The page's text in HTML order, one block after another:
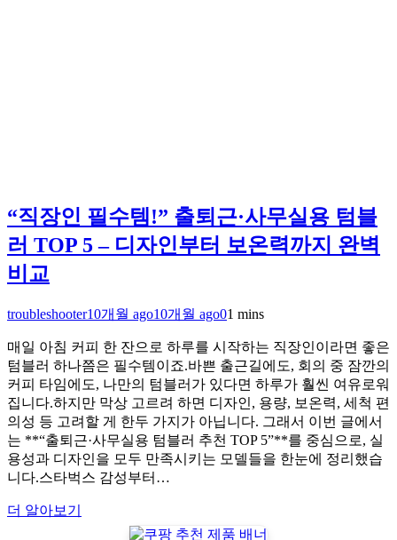
“직장인 필수템!” 출퇴근·사무실용 텀블
러 TOP 5 – 디자인부터 보온력까지 완벽
비교
troubleshooter10개월 ago10개월 ago01 mins
매일 아침 커피 한 잔으로 하루를 시작하는 직장인이라면 좋은
텀블러 하나쯤은 필수템이죠.바쁜 출근길에도, 회의 중 잠깐의
커피 타임에도, 나만의 텀블러가 있다면 하루가 훨씬 여유로워
집니다.하지만 막상 고르려 하면 디자인, 용량, 보온력, 세척 편
의성 등 고려할 게 한두 가지가 아닙니다. 그래서 이번 글에서
는 **“출퇴근·사무실용 텀블러 추천 TOP 5”**를 중심으로, 실
용성과 디자인을 모두 만족시키는 모델들을 한눈에 정리했습
니다.스타벅스 감성부터…
더 알아보기